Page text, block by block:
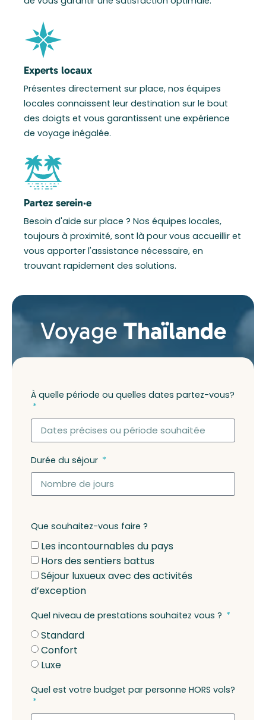
Experts locaux
Présentes directement sur place, nos équipes
locales connaissent leur destination sur le bout
des doigts et vous garantissent une expérience
de voyage inégalée.
Partez serein·e
Besoin d'aide sur place ? Nos équipes locales,
toujours à proximité, sont là pour vous accueillir et
vous apporter l'assistance nécessaire, en
trouvant rapidement des solutions.
Voyage Thaïlande
À quelle période ou quelles dates partez-vous?
Durée du séjour
Que souhaitez-vous faire ?
Les incontournables du pays
Hors des sentiers battus
Séjour luxueux avec des activités
d’exception
Quel niveau de prestations souhaitez vous ?
Standard
Confort
Luxe
Quel est votre budget par personne HORS vols?